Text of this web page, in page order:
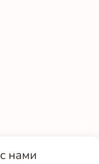
с нами